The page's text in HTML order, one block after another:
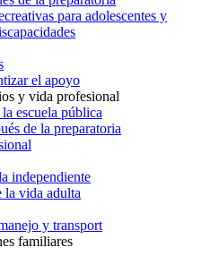
para adolescentes y
el apoyo
y vida profesional
escuela pública
de la preparatoria
independiente
la vida adulta
y transport
familiares